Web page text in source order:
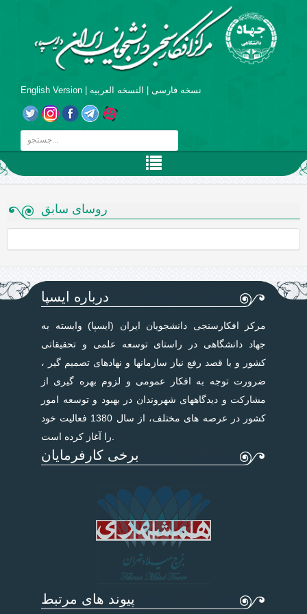
نسخه فارسی النسخه العربیه English Version
روسای سابق
درباره ایسپا
مرکز افکارسنجی دانشجویان ایران (ایسپا) وابسته به
جهاد دانشگاهی در راستای توسعه علمی و تحقیقاتی
کشور و با قصد رفع نیاز سازمانها و نهادهای تصمیم گیر ،
ضرورت توجه به افکار عمومی و لزوم بهره گیری از
مشارکت و دیدگاههای شهروندان در بهبود و توسعه امور
کشور در عرصه های مختلف، از سال 1380 فعالیت خود
برخی کارفرمایان
پیوند های مرتبط